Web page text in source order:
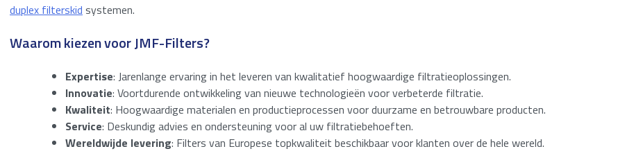
duplex filterskid systemen.
Waarom kiezen voor JMF-Filters?
Expertise: Jarenlange ervaring in het leveren van kwalitatief hoogwaardige filtratieoplossingen.
Innovatie: Voortdurende ontwikkeling van nieuwe technologieën voor verbeterde filtratie.
Kwaliteit: Hoogwaardige materialen en productieprocessen voor duurzame en betrouwbare producten.
Service: Deskundig advies en ondersteuning voor al uw filtratiebehoeften.
Wereldwijde levering: Filters van Europese topkwaliteit beschikbaar voor klanten over de hele wereld.